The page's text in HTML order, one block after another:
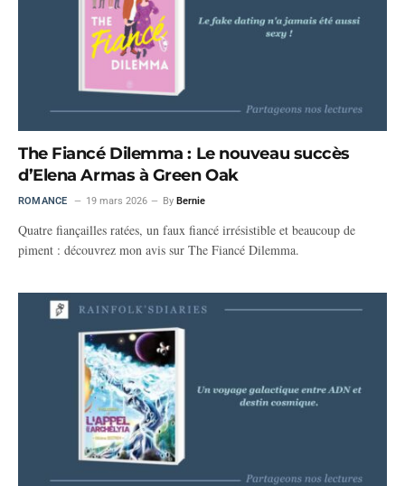
The Fiancé Dilemma : Le nouveau succès
d’Elena Armas à Green Oak
ROMANCE 19 mars 2026 By Bernie
Quatre fiançailles ratées, un faux fiancé irrésistible et beaucoup de
piment : découvrez mon avis sur The Fiancé Dilemma.